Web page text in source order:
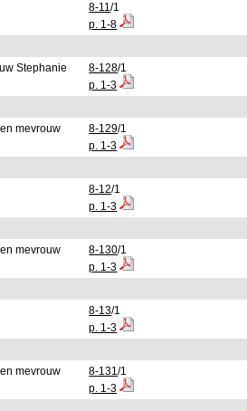
8-11/1
p. 1-8
Stephanie
8-128/1
p. 1-3
mevrouw
8-129/1
p. 1-3
8-12/1
p. 1-3
mevrouw
8-130/1
p. 1-3
8-13/1
p. 1-3
mevrouw
8-131/1
p. 1-3